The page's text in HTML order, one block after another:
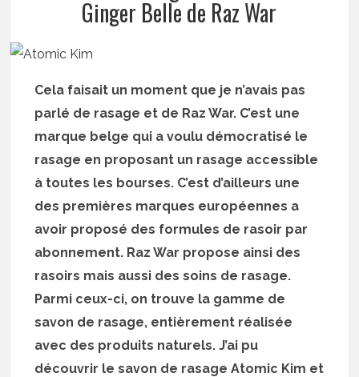
Ginger Belle de Raz War
Cela faisait un moment que je n’avais pas
parlé de rasage et de Raz War. C’est une
marque belge qui a voulu démocratisé le
rasage en proposant un rasage accessible
à toutes les bourses. C’est d’ailleurs une
des premières marques européennes a
avoir proposé des formules de rasoir par
abonnement. Raz War propose ainsi des
rasoirs mais aussi des soins de rasage.
Parmi ceux-ci, on trouve la gamme de
savon de rasage, entièrement réalisée
avec des produits naturels. J’ai pu
découvrir le savon de rasage Atomic Kim et